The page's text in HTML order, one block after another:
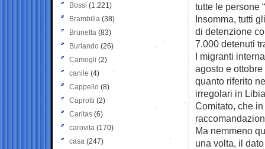
tutte le persone
Insomma, tutti
di detenzione
7.000 detenuti
I migranti
agosto e
quanto riferito
irregolari in
Comitato, che
Ma nemmeno
una volta, il
Bossi (1.221)
Brambilla (38)
Brunetta (83)
Burlando (26)
Camogli (2)
canile (4)
Cappello (8)
Caprotti (2)
Caritas (6)
carovita (170)
casa (247)